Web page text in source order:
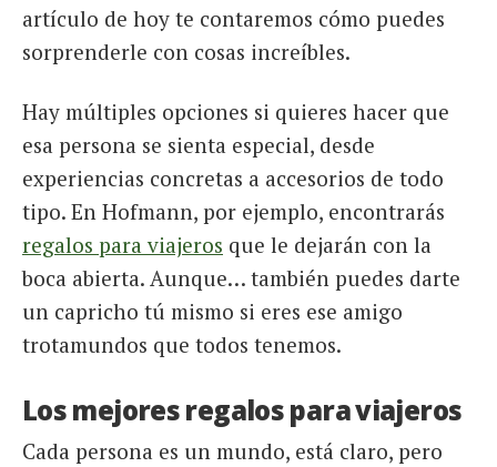
artículo de hoy te contaremos cómo puedes
sorprenderle con cosas increíbles.
Hay múltiples opciones si quieres hacer que
esa persona se sienta especial, desde
experiencias concretas a accesorios de todo
tipo. En Hofmann, por ejemplo, encontrarás
regalos para viajeros que le dejarán con la
boca abierta. Aunque… también puedes darte
un capricho tú mismo si eres ese amigo
trotamundos que todos tenemos.
Los mejores regalos para viajeros
Cada persona es un mundo, está claro, pero